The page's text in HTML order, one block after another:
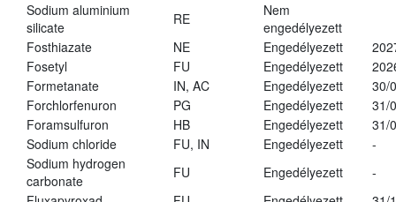
Sodium aluminium
silicate
RE
Nem
engedélyezett
Fosthiazate
NE Engedélyezett
Fosetyl
FU Engedélyezett
Formetanate
IN, AC Engedélyezett
30/
Forchlorfenuron
PG Engedélyezett
31/
Foramsulfuron
HB Engedélyezett
31/
Sodium chloride
FU, IN Engedélyezett
-
Sodium hydrogen
carbonate
FU Engedélyezett
-